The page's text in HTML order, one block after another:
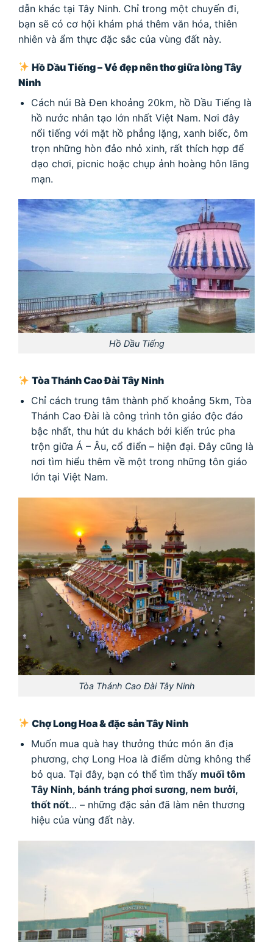
dẫn khác tại Tây Ninh. Chỉ trong một chuyến đi,
bạn sẽ có cơ hội khám phá thêm văn hóa, thiên
nhiên và ẩm thực đặc sắc của vùng đất này.
Hồ Dầu Tiếng – Vẻ đẹp nên thơ giữa lòng Tây
Ninh
Cách núi Bà Đen khoảng 20km, hồ Dầu Tiếng là
hồ nước nhân tạo lớn nhất Việt Nam. Nơi đây
nổi tiếng với mặt hồ phẳng lặng, xanh biếc, ôm
trọn những hòn đảo nhỏ xinh, rất thích hợp để
dạo chơi, picnic hoặc chụp ảnh hoàng hôn lãng
mạn.
Hồ Dầu Tiếng
Tòa Thánh Cao Đài Tây Ninh
Chỉ cách trung tâm thành phố khoảng 5km, Tòa
Thánh Cao Đài là công trình tôn giáo độc đáo
bậc nhất, thu hút du khách bởi kiến trúc pha
trộn giữa Á – Âu, cổ điển – hiện đại. Đây cũng là
nơi tìm hiểu thêm về một trong những tôn giáo
lớn tại Việt Nam.
Tòa Thánh Cao Đài Tây Ninh
Chợ Long Hoa & đặc sản Tây Ninh
Muốn mua quà hay thưởng thức món ăn địa
phương, chợ Long Hoa là điểm dừng không thể
bỏ qua. Tại đây, bạn có thể tìm thấy muối tôm
Tây Ninh, bánh tráng phơi sương, nem bưởi,
thốt nốt… – những đặc sản đã làm nên thương
hiệu của vùng đất này.